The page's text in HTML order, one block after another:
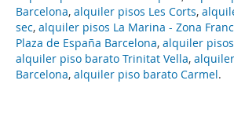
Barcelona, alquiler pisos Les Corts,
sec, alquiler pisos La Marina - Zona
Plaza de España Barcelona, alquiler
alquiler piso barato Trinitat Vella,
Barcelona, alquiler piso barato Carmel.